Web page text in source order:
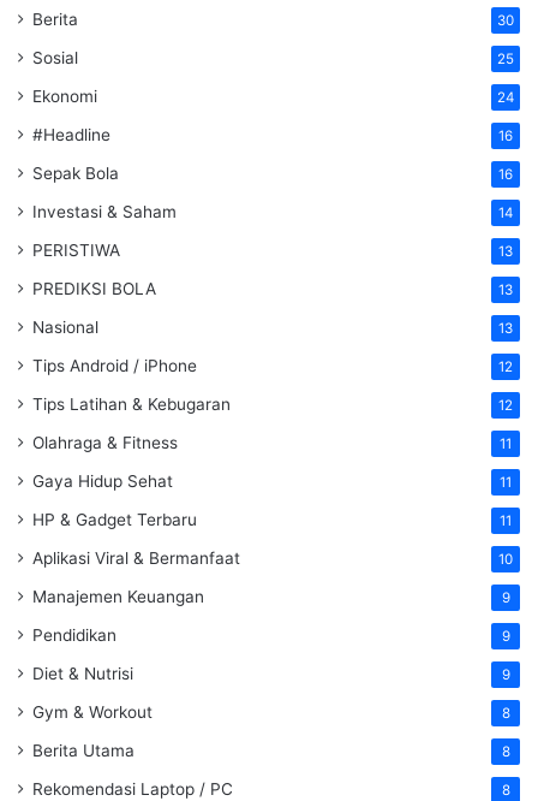
Berita 30
Sosial 25
Ekonomi 24
#Headline 16
Sepak Bola 16
Investasi & Saham 14
PERISTIWA 13
PREDIKSI BOLA 13
Nasional 13
Tips Android / iPhone 12
Tips Latihan & Kebugaran 12
Olahraga & Fitness 11
Gaya Hidup Sehat 11
HP & Gadget Terbaru 11
Aplikasi Viral & Bermanfaat 10
Manajemen Keuangan 9
Pendidikan 9
Diet & Nutrisi 9
Gym & Workout 8
Berita Utama 8
Rekomendasi Laptop / PC 8